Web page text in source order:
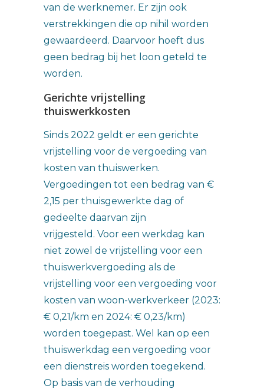
van de werknemer. Er zijn ook
verstrekkingen die op nihil worden
gewaardeerd. Daarvoor hoeft dus
geen bedrag bij het loon geteld te
worden.
Gerichte vrijstelling
thuiswerkkosten
Sinds 2022 geldt er een gerichte
vrijstelling voor de vergoeding van
kosten van thuiswerken.
Vergoedingen tot een bedrag van €
2,15 per thuisgewerkte dag of
gedeelte daarvan zijn
vrijgesteld. Voor een werkdag kan
niet zowel de vrijstelling voor een
thuiswerkvergoeding als de
vrijstelling voor een vergoeding voor
kosten van woon-werkverkeer (2023:
€ 0,21/km en 2024: € 0,23/km)
worden toegepast. Wel kan op een
thuiswerkdag een vergoeding voor
een dienstreis worden toegekend.
Op basis van de verhouding